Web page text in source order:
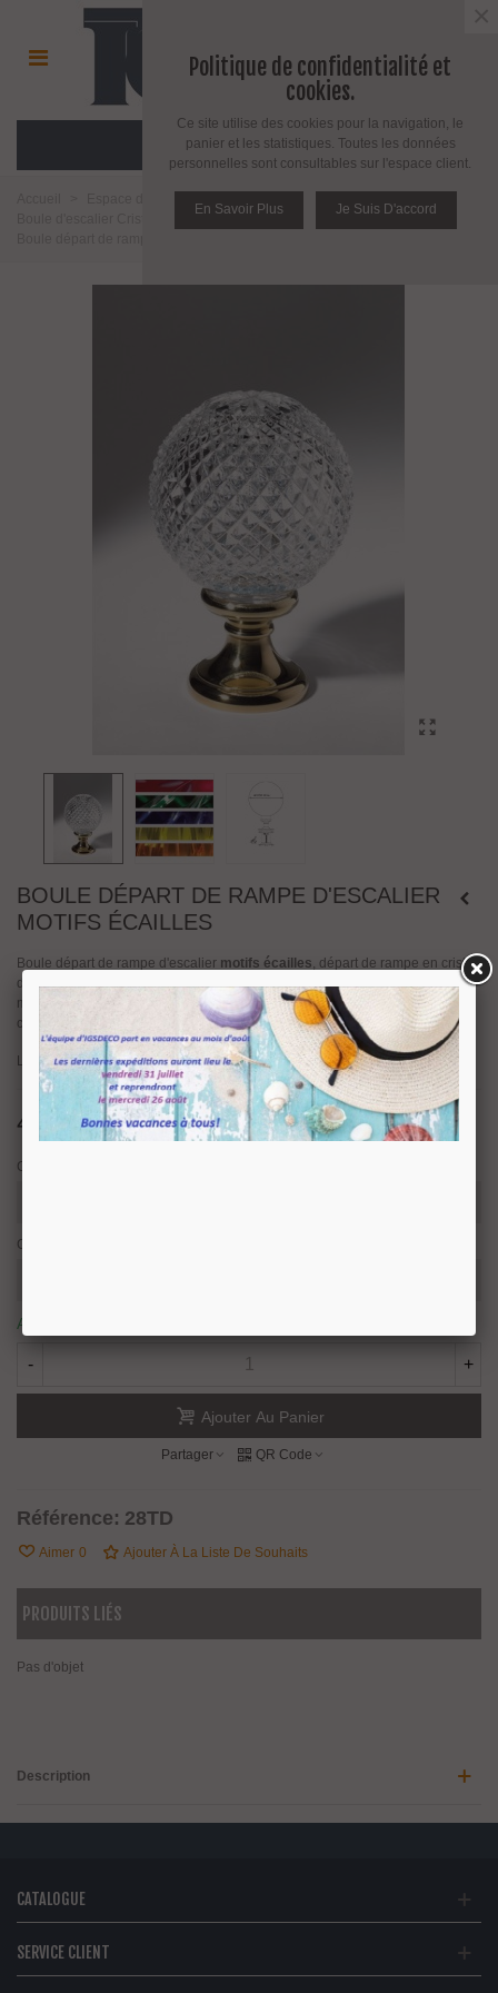
MENU
BOULE DÉPART DE RAMPE D'ESCALIER
MOTIFS ÉCAILLES
Boule départ de rampe d'escalier motifs écailles, départ de rampe en cristal
de plomb ciselé à la main parCristal Décors. Sur une embase en laiton
massif
doré or fin, nickel mat ou nickel brillant. Finitions disponibles du
cristal :
transparent, ambre, bleu, vert, rouge, et jaune bouton d'or
L'élément indispensable à la décoration de votre escalier.
449,70 € TTC
Couleur
Caractéristique
Article disponible sous 8/10 jours ouvrés.
- +
Ajouter Au Panier
Partager QR Code
Référence: 28TD
Aimer 0 Ajouter À La Liste De Souhaits
PRODUITS LIÉS
Pas d'objet
Description
CATALOGUE
SERVICE CLIENT
Politique de confidentialité et
cookies.
Ce site utilise des cookies pour la navigation, le
panier et les statistiques. Toutes les données
personnelles sont consultables sur l'espace client.
En Savoir Plus Je Suis D'accord